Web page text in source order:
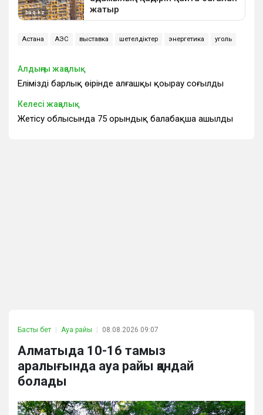
Астана АЭС выставка шетелдіктер энергетика уголь
Алдыңғы жаңалық
Еліміздің барлық өңірінде алғашқы қоңырау соғылды
Келесі жаңалық
Жетісу облысында 75 орындық балабақша ашылды
Басты бет Ауа райы 08.08.2026 09:07
Алматыда 10-16 тамыз
аралығында ауа райы қандай
болады